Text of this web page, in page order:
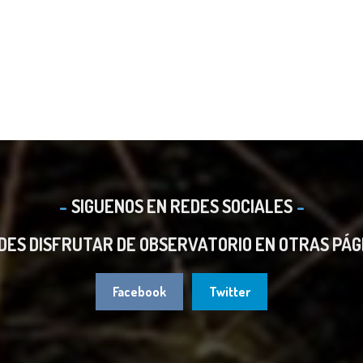
SIGUENOS EN REDES SOCIALES
DISFRUTAR DE OBSERVATORIO EN OTRAS
Facebook Twitter